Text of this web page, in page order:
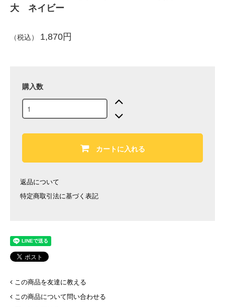
大 ネイビー
（税込） 1,870円
購入数
カートに入れる
返品について
特定商取引法に基づく表記
この商品を友達に教える
この商品について問い合わせる